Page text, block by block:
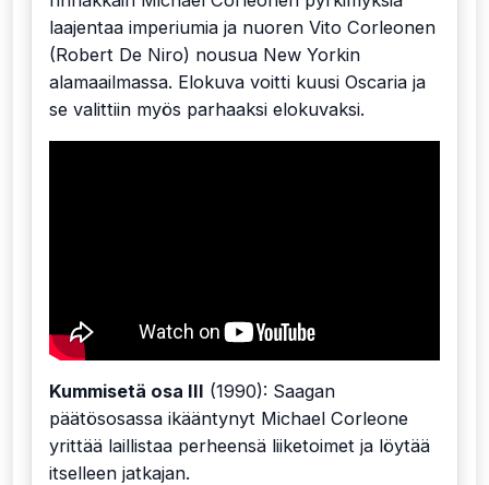
laajentaa imperiumia ja nuoren Vito Corleonen
(Robert De Niro) nousua New Yorkin
alamaailmassa. Elokuva voitti kuusi Oscaria ja
se valittiin myös parhaaksi elokuvaksi.
Kummisetä osa III (1990): Saagan
päätösosassa ikääntynyt Michael Corleone
yrittää laillistaa perheensä liiketoimet ja löytää
itselleen jatkajan.